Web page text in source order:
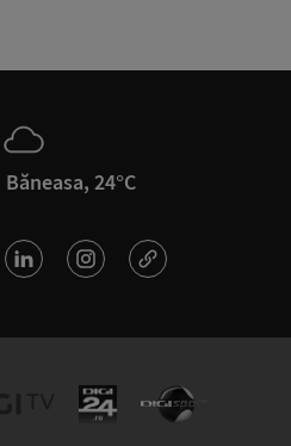
24°C